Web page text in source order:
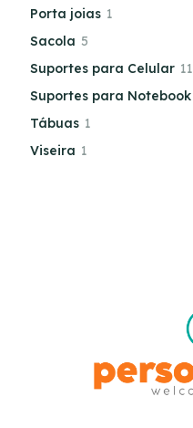
Porta joias 1
Sacola 5
Suportes para Celular 11
Suportes para Notebook
Tábuas 1
Viseira 1